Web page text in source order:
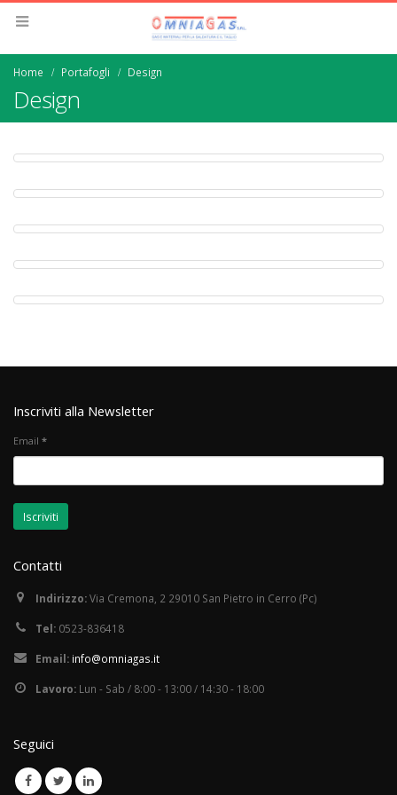
Home Portafogli Design
Design
SMALL SLIDER
Design
WIDE SLIDER
Website
FULL WIDTH VIDEO
Medias
MASONRY IMAGES
Design
FULL IMAGES
Brand
Inscriviti alla Newsletter
Email *
Contatti
Indirizzo:Via Cremona, 2 29010 San Pietro in Cerro (Pc)
Tel: 0523-836418
Email: info@omniagas.it
Lavoro: Lun - Sab / 8:00 - 13:00 / 14:30 - 18:00
Seguici